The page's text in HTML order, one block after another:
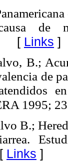
de
Links ]
B.;
de
1995;
B.;
Links ]